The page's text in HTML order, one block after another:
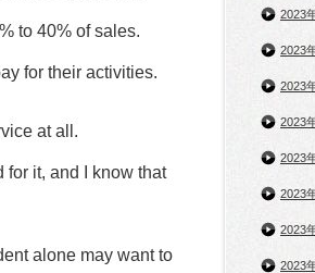
to 40% of sales.
for their activities.
at all.
for it, and I know that
alone may want to
2023
2023
2023
2023
2023
2023
2023
2023